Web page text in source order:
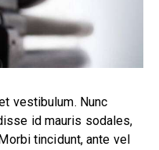
vestibulum. Nunc
id mauris sodales,
tincidunt, ante vel